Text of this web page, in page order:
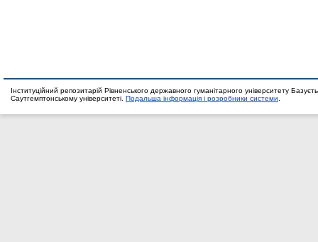
Інституційний репозитарій Рівненського державного гуманітарного університету
Саутгемптонському університеті. Подальша інформація і розробники системи